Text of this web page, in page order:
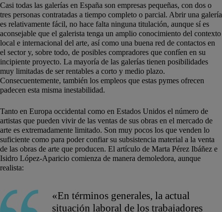
Casi todas las galerías en España son empresas pequeñas, con dos o
tres personas contratadas a tiempo completo o parcial. Abrir una galería
es relativamente fácil, no hace falta ninguna titulación, aunque sí es
aconsejable que el galerista tenga un amplio conocimiento del contexto
local e internacional del arte, así como una buena red de contactos en
el sector y, sobre todo, de posibles compradores que confíen en su
incipiente proyecto. La mayoría de las galerías tienen posibilidades
muy limitadas de ser rentables a corto y medio plazo.
Consecuentemente, también los empleos que estas pymes ofrecen
padecen esta misma inestabilidad.
Tanto en Europa occidental como en Estados Unidos el número de
artistas que pueden vivir de las ventas de sus obras en el mercado de
arte es extremadamente limitado. Son muy pocos los que venden lo
suficiente como para poder confiar su subsistencia material a la venta
de las obras de arte que producen. El artículo de Marta Pérez Ibáñez e
Isidro López-Aparicio comienza de manera demoledora, aunque
realista:
«En términos generales, la actual
situación laboral de los trabajadores